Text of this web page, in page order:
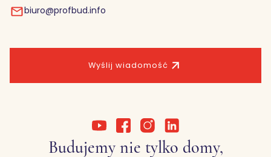
Wyślij wiadomość
biuro@profbud.info
Budujemy nie tylko domy,